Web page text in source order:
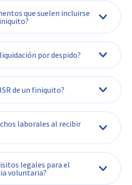
que suelen incluirse
la liquidación por despido?
de un finiquito?
laborales al recibir
legales para el
voluntaria?